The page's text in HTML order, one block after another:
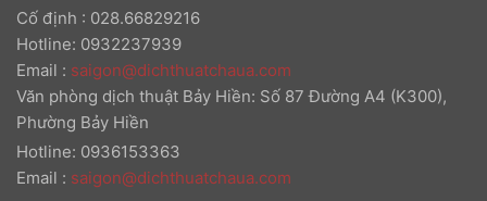
Cố định : 028.66829216
Hotline: 0932237939
Email : saigon@dichthuatchaua.com
Văn phòng dịch thuật Bảy Hiền: Số 87 Đường A4 (K300),
Phường Bảy Hiền
Hotline: 0936153363
Email : saigon@dichthuatchaua.com